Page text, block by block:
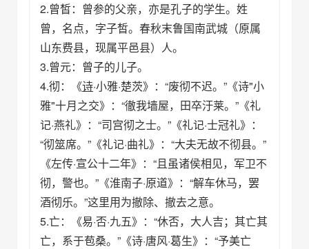
2.曾皙：曾参的父亲，亦是孔子的学生。姓
曾，名点，字子皙。春秋末鲁国南武城（原属
山东费县，现属平邑县）人。
3.曾元：曾子的儿子。
4.彻：《诗·小雅·楚茨》：“废彻不迟。”《诗"小
雅"十月之交》：“徹我墙屋，田卒汙莱。”《礼
记·燕礼》：“司宫彻之士。”《礼记·士冠礼》：
“彻筮席。”《礼记·曲礼》：“大夫无故不彻县。”
《左传·宣公十二年》：“且虽诸侯相见，军卫不
彻，警也。”《淮南子·原道》：“解车休马，罢
酒彻乐。”这里用为撤除、撤去之意。
5.亡：《易·否·九五》：“休否，大人吉；其亡其
亡，系于苞桑。”《诗·唐风·葛生》：“予美亡